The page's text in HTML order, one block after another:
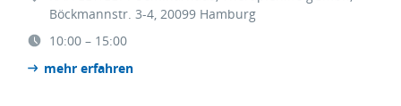
Böckmannstr. 3-4, 20099 Hamburg
10:00 – 15:00
mehr erfahren